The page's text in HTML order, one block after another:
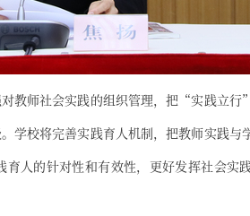
教师社会实践的组织管理，把“实践立行
学校将完善实践育人机制，把教师实践与
人的针对性和有效性，更好发挥社会实